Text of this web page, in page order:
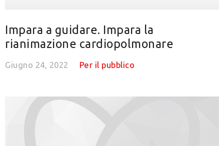
Impara a guidare. Impara la
rianimazione cardiopolmonare
Giugno 24, 2022 Per il pubblico